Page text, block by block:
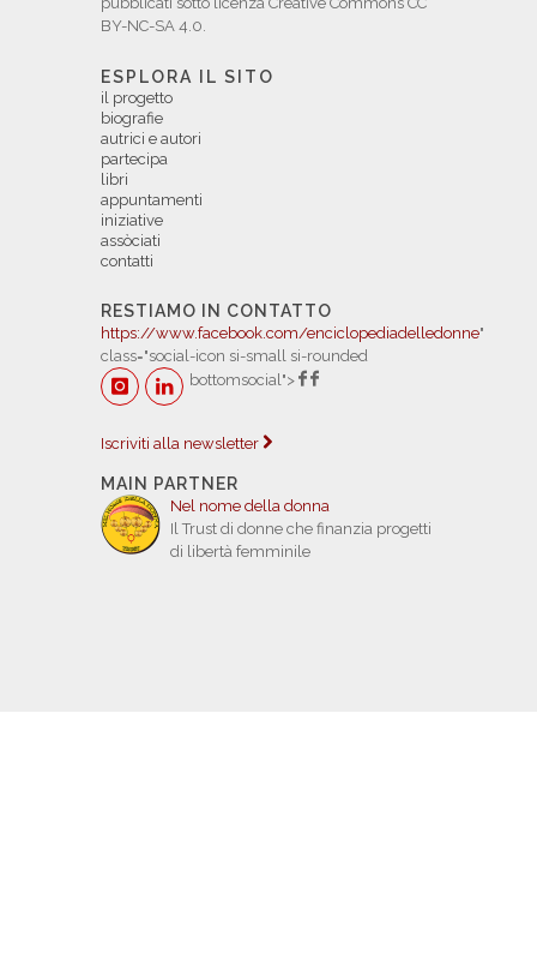
BY-NC-SA 4.0.
ESPLORA IL SITO
il progetto
biografie
autrici e autori
partecipa
libri
appuntamenti
iniziative
assòciati
contatti
RESTIAMO IN CONTATTO
https://www.facebook.com/enciclopediadelledonne"
class="social-icon si-small si-rounded
bottomsocial">
Iscriviti alla newsletter
MAIN PARTNER
Nel nome della donna
Il Trust di donne che finanzia progetti
di libertà femminile